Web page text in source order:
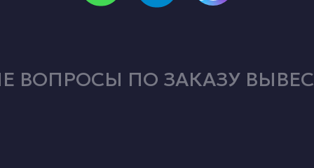
ПО ЗАКАЗУ